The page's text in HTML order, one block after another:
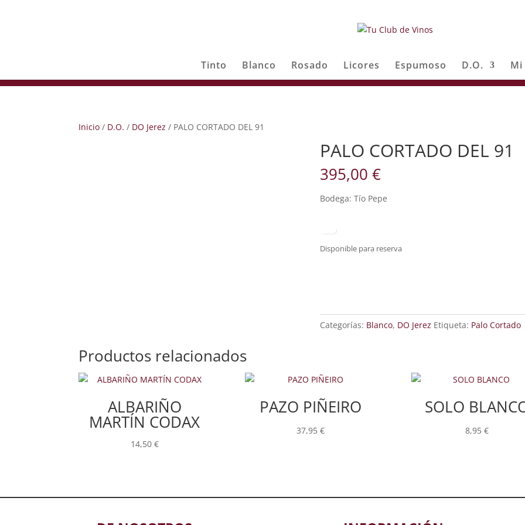
Tinto Blanco Rosado Licores Espumoso D.O.
Inicio / D.O. / DO Jerez / PALO CORTADO DEL 91
PALO CORTADO DEL 91
395,00€
Bodega: Tío Pepe
Disponible para reserva
Categorías: Blanco, DO Jerez Etiqueta: Palo Cortado
Productos relacionados
ALBARIÑO
MARTÍN CODAX
14,50 €
PAZO PIÑEIRO
37,95€
SOLO
8,95 €